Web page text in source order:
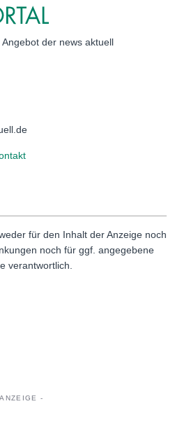
der news aktuell
für den Inhalt der Anzeige noch
noch für ggf. angegebene
verantwortlich.